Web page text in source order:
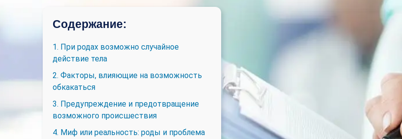
Содержание:
1. При родах возможно случайное
действие тела
2. Факторы, влияющие на возможность
обкакаться
3. Предупреждение и предотвращение
возможного происшествия
4. Миф или реальность: роды и проблема